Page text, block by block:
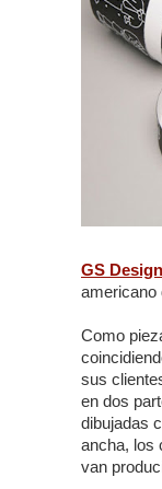
GS Design
americano
Como
sus
en dos
dibujadas
ancha, los
van